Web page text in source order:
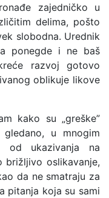
zajedničko u
delima, pošto
slobodna. Urednik
ponegde i ne baš
razvoj gotovo
oblikuje likove
kako su „greške”
u mnogim
od ukazivanja na
oslikavanje,
da ne smatraju za
pitanja koja su sami